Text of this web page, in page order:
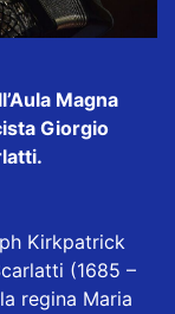
Magna
Giorgio
Kirkpatrick
(1685 –
regina Maria